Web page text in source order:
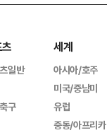
일반
구
세계
아시아/호주
미국/중남미
유럽
중동/아프리카